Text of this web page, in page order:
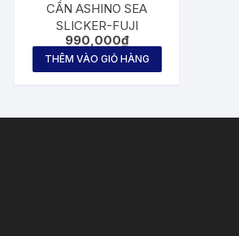
CẦN ASHINO SEA
SLICKER-FUJI
990,000₫
THÊM VÀO GIỎ HÀNG